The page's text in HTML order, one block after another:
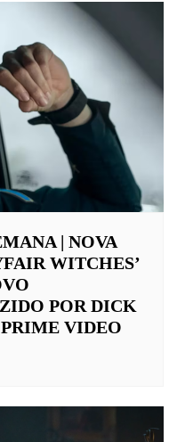
| NOVA
WITCHES’
POR DICK
VIDEO